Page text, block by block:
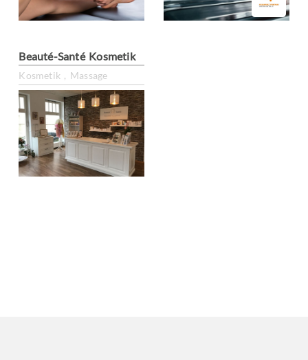
Beauté-Santé Kosmetik in Reken
Kosmetik , Massage